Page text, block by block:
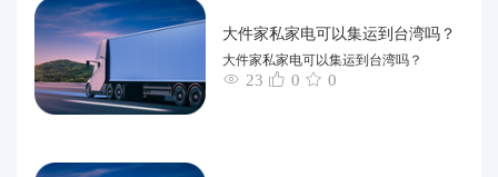
大件家私家电可以集运到台湾吗？
大件家私家电可以集运到台湾吗？
23 0 0